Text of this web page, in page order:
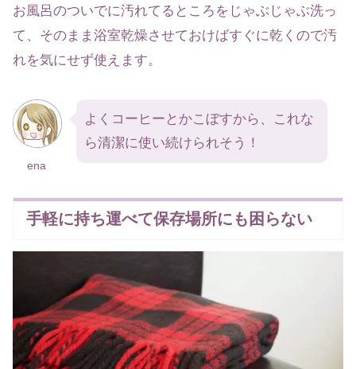
お風呂のついでに汚れてるところをじゃぶじゃぶ洗っ
て、そのまま浴室乾燥させておけばすぐに乾くので汚
れを気にせず使えます。
ena
よくコーヒーとかこぼすから、これな
ら清潔に使い続けられそう！
手軽に持ち運べて保存場所にも困らない